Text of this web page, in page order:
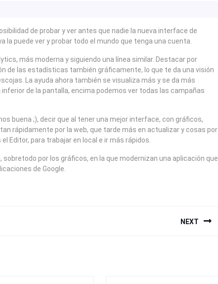
de probar y ver antes que nadie la nueva interface de
la puede ver y probar todo el mundo que tenga una cuenta.
más moderna y siguiendo una línea similar. Destacar por
de las estadísticas también gráficamente, lo que te da una visión
La ayuda ahora también se visualiza más y se da más
de la pantalla, encima podemos ver todas las campañas
buena ;), decir que al tener una mejor interface, con gráficos,
rápidamente por la web, que tarde más en actualizar y cosas por
Editor, para trabajar en local e ir más rápidos.
sobretodo por los gráficos, en la que modernizan una aplicación que
de Google.
NEXT